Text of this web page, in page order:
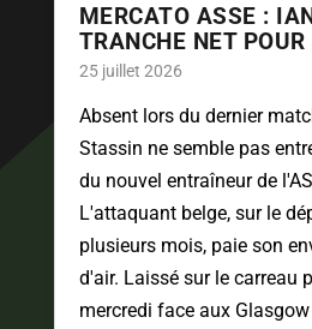
MERCATO ASSE :
TRANCHE NET
25 juillet 2026
Absent lors du dernier
Stassin ne semble pas
du nouvel entraîneur de
L'attaquant belge, sur le
plusieurs mois, paie son
d'air. Laissé sur le carreau
mercredi face aux